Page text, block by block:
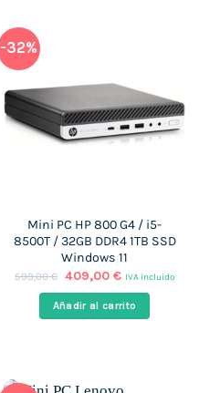
-32%
Mini PC HP 800 G4 / i5-
8500T / 32GB DDR4 1TB SSD
Windows 11
599,00€ El
original
era:
409,00 €El
actual
es:
IVA incluido
Añadir al carrito